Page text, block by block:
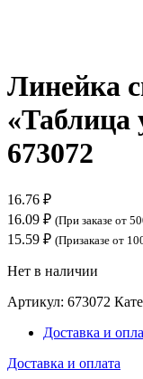
Линейка
673072
16.76 ₽
16.09 ₽ (При заказе от
15.59 ₽ (Призаказе от
Нет в наличии
Артикул: 673072
Доставка и
Доставка и оплата